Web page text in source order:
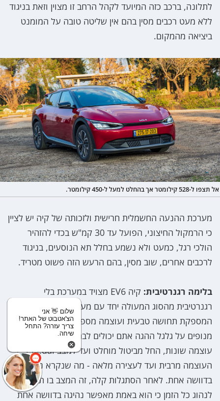
לתלונה, ברכב כזה המיועד לקהל הרחב זו מצוין וזאת בניגוד
ללא מעט רכבים מסין בהם אין שליטה טובה על המומנט
ביציאה מהמקום.
אל תצפו ל-528 קילומטר אך בהחלט למעל ל-450 קילומטר.
מערכת ההנעה החשמלית חרישית ולזכותה של קיה יש לציין
כי הרמקול החיצוני, הפועל עד 30 קמ"ש בכדי להזהיר
הולכי רגל, כמעט ולא נשמע בחלל תא הנוסעים, בניגוד
לרכבים אחרים, שוב מסין, בהם הרעש הזה פשוט מטריד.
בלימה רגנרטיבית:
קיה EV6 מצויד במערכת בלי
רגנרטיבית מהסוג המעולה יחד עם מערכת בלימה מכנית
המספקת תחושה טבעית ועוצמה מספקת. באמצעות
עוצמה שונות, החל מביטול מוחלט ועד למצב i-Pedal בו
העוצמה מרבית ועד לעצירה מלאה - מה שנקרא נהיגה
בדוושה אחת. לאחר הסתגלות קלה, זה המצב בו תרצו
לנהוג כל הזמן כי הוא באמת מאפשר נהיגה בדוושה אחת
שלום 👋 אני
הצ'אטבוט של האתר!
צריך עזרה? התחל
שיחה.